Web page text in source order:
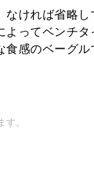
ければ省略
ってベンチ
感のベーグル
。